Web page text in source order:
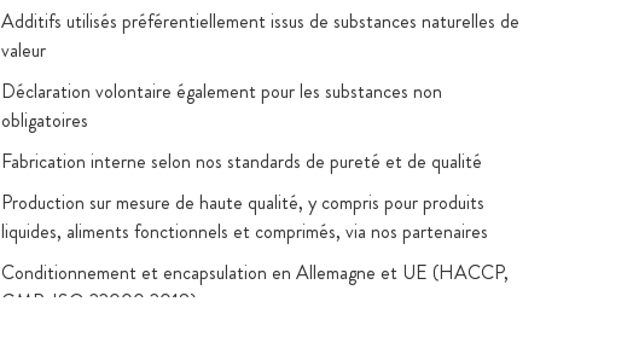
Additifs utilisés préférentiellement issus de substances naturelles de
valeur
Déclaration volontaire également pour les substances non
obligatoires
Fabrication interne selon nos standards de pureté et de qualité
Production sur mesure de haute qualité, y compris pour produits
liquides, aliments fonctionnels et comprimés, via nos partenaires
Conditionnement et encapsulation en Allemagne et UE (HACCP,
GMP, ISO 22000:2018)